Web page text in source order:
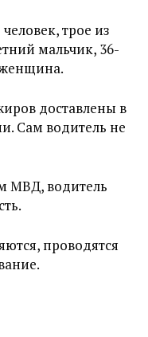
трое из
мальчик, 36-
доставлены в
Сам водитель не
МВД, водитель
проводятся